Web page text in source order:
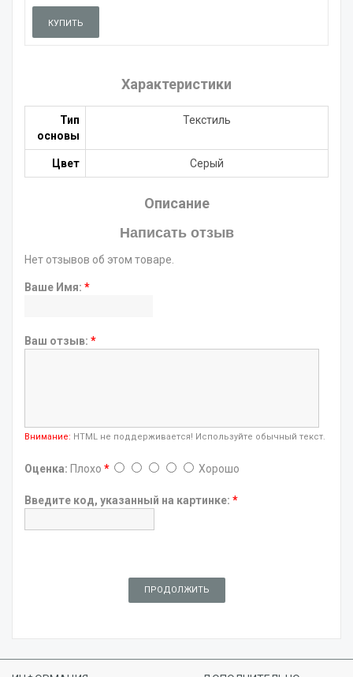
КУПИТЬ
Характеристики
Тип
основы
Текстиль
Цвет Серый
Описание
Написать отзыв
Нет отзывов об этом товаре.
Ваше Имя: *
Ваш отзыв: *
Внимание: HTML не поддерживается! Используйте обычный текст.
Оценка: Плохо * Хорошо
Введите код, указанный на картинке: *
ПРОДОЛЖИТЬ